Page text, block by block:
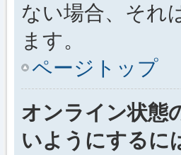
ない場合、それ
ます。
ページトップ
オンライン状態
いようにするに